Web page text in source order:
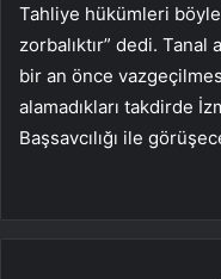
Tahliye hükümleri
zorbalıktır” dedi.
bir an önce
alamadıkları takdirde
Başsavcılığı ile